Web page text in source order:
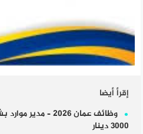
إقرأ أيضا
وظائف عمان 2026 –
3000 دينار